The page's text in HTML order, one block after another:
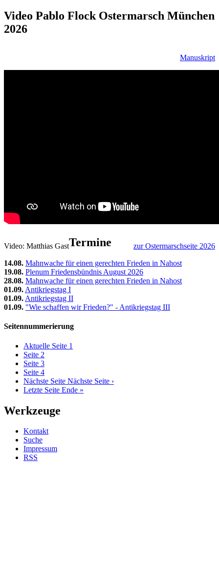
Video Pablo Flock Ostermarsch München
2026
Manuskript
zur Ostermarschseite 2026
Video: Matthias GastTermine
14.08. Mahnwache für einen gerechten Frieden in Nahost
19.08. Plenum Friedensbündnis August 2026
28.08. Mahnwache für einen gerechten Frieden in Nahost
01.09. Antikriegstag I
01.09. Antikriegstag II
01.09. "Wie schaffen wir Frieden?" - Antikriegstag III
Seitennummerierung
Aktuelle Seite 1
Seite 2
Seite 3
Seite 4
Nächste Seite Nächste Seite ›
Letzte Seite Ende »
Werkzeuge
Kontakt
Suche
Impressum
RSS